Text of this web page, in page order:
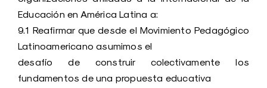
Educación en América Latina a:
9.1 Reafirmar que desde el Movimiento Pedagógico
Latinoamericano asumimos el
desafío de construir colectivamente los
fundamentos de una propuesta educativa